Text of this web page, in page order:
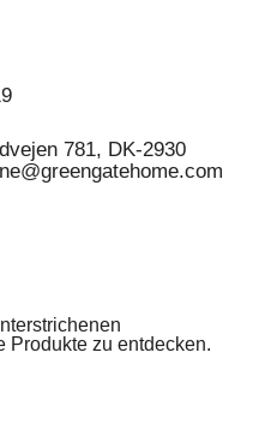
781, DK-2930
Produkte zu entdecken.